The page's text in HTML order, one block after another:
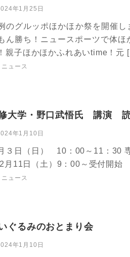
年1月25日
のグルッポほかほか祭を開催
ん勝ち！ニュースポーツで体
親子ほかほかふれあいtime！元
ニュース
大学・野口武悟氏 講演 読
年1月10日
３日（日） 10：00～11：30
月11日（土）9：00～受付開始
ニュース
ぐるみのおとまり会
年1月10日